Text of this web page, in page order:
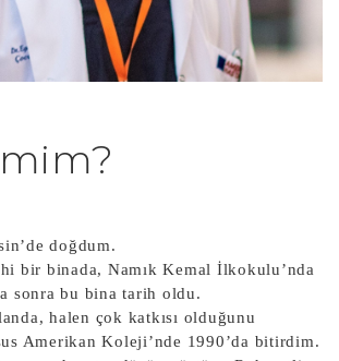
doğdum.
bir binada, Namık Kemal İlkokulu’nda
sonra bu bina tarih oldu.
halen çok katkısı olduğunu
Amerikan Koleji’nde 1990’da bitirdim.